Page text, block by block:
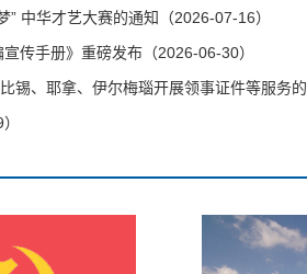
” 中华才艺大赛的通知（2026-07-16）
传手册》重磅发布（2026-06-30）
锡、耶拿、伊尔梅瑙开展领事证件等服务